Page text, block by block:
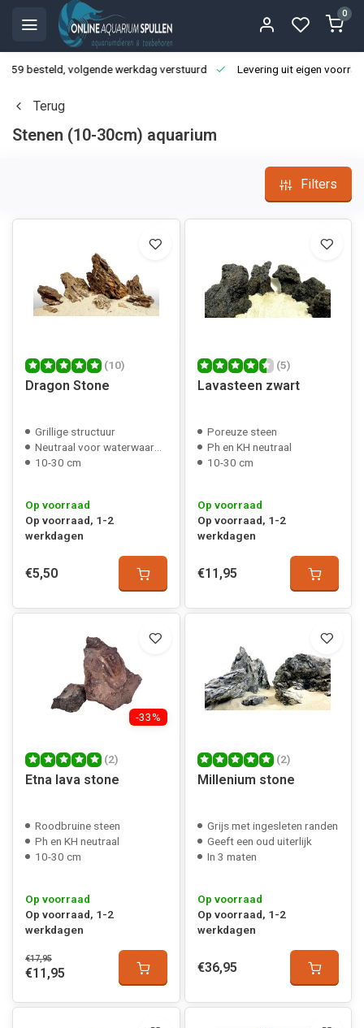
0
besteld, volgende werkdag verstuurd Levering uit eigen
Terug
Stenen (10-30cm) aquarium
Filters
(10)
Dragon Stone
Grillige structuur
Neutraal voor waterwaarden
10-30 cm
Op voorraad
Op voorraad, 1-2
werkdagen
€5,50
(5)
Lavasteen zwart
Poreuze steen
Ph en KH neutraal
10-30 cm
Op voorraad
Op voorraad, 1-2
werkdagen
€11,95
-33%
(2)
Etna lava stone
Roodbruine steen
Ph en KH neutraal
10-30 cm
Op voorraad
Op voorraad, 1-2
werkdagen
€17,95
€11,95
(2)
Millenium stone
Grijs met ingesleten randen
Geeft een oud uiterlijk
In 3 maten
Op voorraad
Op voorraad, 1-2
werkdagen
€36,95